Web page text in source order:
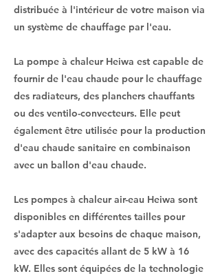
distribuée à l'intérieur de votre maison via
un système de chauffage par l'eau.
La pompe à chaleur Heiwa est capable de
fournir de l'eau chaude pour le chauffage
des radiateurs, des planchers chauffants
ou des ventilo-convecteurs. Elle peut
également être utilisée pour la production
d'eau chaude sanitaire en combinaison
avec un ballon d'eau chaude.
Les pompes à chaleur air-eau Heiwa sont
disponibles en différentes tailles pour
s'adapter aux besoins de chaque maison,
avec des capacités allant de 5 kW à 16
kW. Elles sont équipées de la technologie